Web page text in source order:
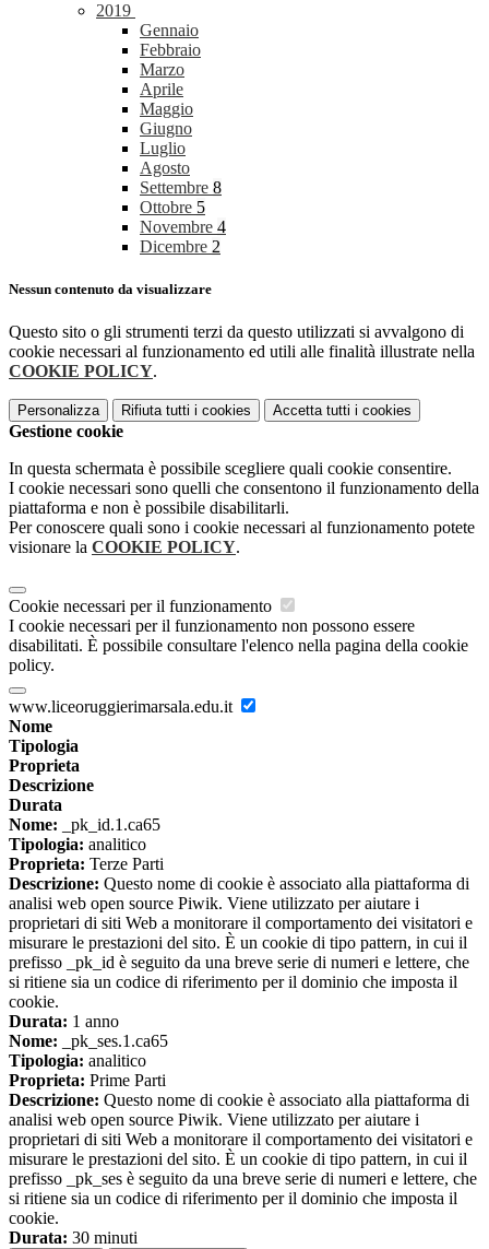
2019
Gennaio
Febbraio
Marzo
Aprile
Maggio
Giugno
Luglio
Agosto
Settembre 8
Ottobre 5
Novembre 4
Dicembre 2
Nessun contenuto da visualizzare
Questo sito o gli strumenti terzi da questo utilizzati si avvalgono di
cookie necessari al funzionamento ed utili alle finalità illustrate nella
COOKIE POLICY.
Personalizza Rifiuta tutti i cookies Accetta tutti i cookies
Gestione cookie
In questa schermata è possibile scegliere quali cookie consentire.
I cookie necessari sono quelli che consentono il funzionamento della
piattaforma e non è possibile disabilitarli.
Per conoscere quali sono i cookie necessari al funzionamento potete
visionare la COOKIE POLICY.
Cookie necessari per il funzionamento
I cookie necessari per il funzionamento non possono essere
disabilitati. È possibile consultare l'elenco nella pagina della cookie
policy.
www.liceoruggierimarsala.edu.it
Nome
Tipologia
Proprieta
Descrizione
Durata
Nome: _pk_id.1.ca65
Tipologia: analitico
Proprieta: Terze Parti
Descrizione: Questo nome di cookie è associato alla piattaforma di
analisi web open source Piwik. Viene utilizzato per aiutare i
proprietari di siti Web a monitorare il comportamento dei visitatori e
misurare le prestazioni del sito. È un cookie di tipo pattern, in cui il
prefisso _pk_id è seguito da una breve serie di numeri e lettere, che
si ritiene sia un codice di riferimento per il dominio che imposta il
cookie.
Durata: 1 anno
Nome: _pk_ses.1.ca65
Tipologia: analitico
Proprieta: Prime Parti
Descrizione: Questo nome di cookie è associato alla piattaforma di
analisi web open source Piwik. Viene utilizzato per aiutare i
proprietari di siti Web a monitorare il comportamento dei visitatori e
misurare le prestazioni del sito. È un cookie di tipo pattern, in cui il
prefisso _pk_ses è seguito da una breve serie di numeri e lettere, che
si ritiene sia un codice di riferimento per il dominio che imposta il
cookie.
Durata: 30 minuti